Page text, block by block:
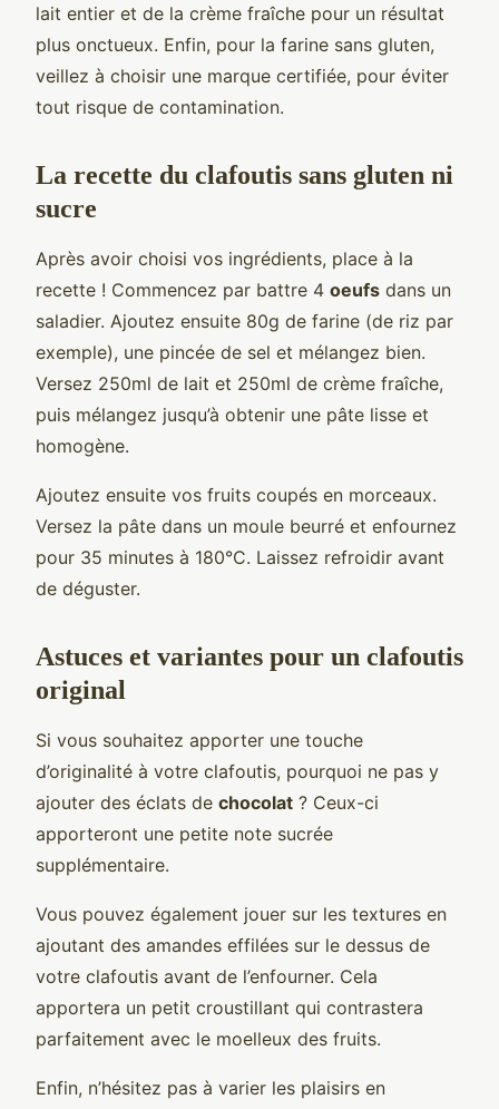
lait entier et de la crème fraîche pour un résultat
plus onctueux. Enfin, pour la farine sans gluten,
veillez à choisir une marque certifiée, pour éviter
tout risque de contamination.
La recette du clafoutis sans gluten ni
sucre
Après avoir choisi vos ingrédients, place à la
recette ! Commencez par battre 4 oeufs dans un
saladier. Ajoutez ensuite 80g de farine (de riz par
exemple), une pincée de sel et mélangez bien.
Versez 250ml de lait et 250ml de crème fraîche,
puis mélangez jusqu’à obtenir une pâte lisse et
homogène.
Ajoutez ensuite vos fruits coupés en morceaux.
Versez la pâte dans un moule beurré et enfournez
pour 35 minutes à 180°C. Laissez refroidir avant
de déguster.
Astuces et variantes pour un clafoutis
original
Si vous souhaitez apporter une touche
d’originalité à votre clafoutis, pourquoi ne pas y
ajouter des éclats de chocolat ? Ceux-ci
apporteront une petite note sucrée
supplémentaire.
Vous pouvez également jouer sur les textures en
ajoutant des amandes effilées sur le dessus de
votre clafoutis avant de l’enfourner. Cela
apportera un petit croustillant qui contrastera
parfaitement avec le moelleux des fruits.
Enfin, n’hésitez pas à varier les plaisirs en